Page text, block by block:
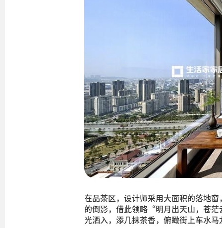
在品茶区，设计师采用大面积的落地
的倒影，借此领略“明月出天山，苍
光洒入，添几抹茶香，俯瞰街上车水